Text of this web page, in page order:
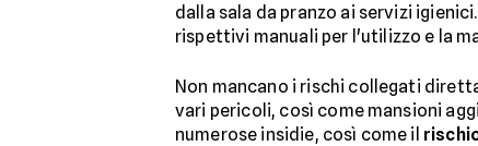
dalla sala da pranzo ai servizi
rispettivi manuali per l'utilizzo e la
Non mancano i rischi collegati
vari pericoli, così come mansioni
numerose insidie, così come il